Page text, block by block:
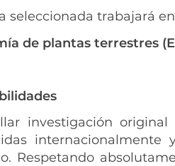
seleccionada trabajará
de plantas terrestres
investigación
Respetando